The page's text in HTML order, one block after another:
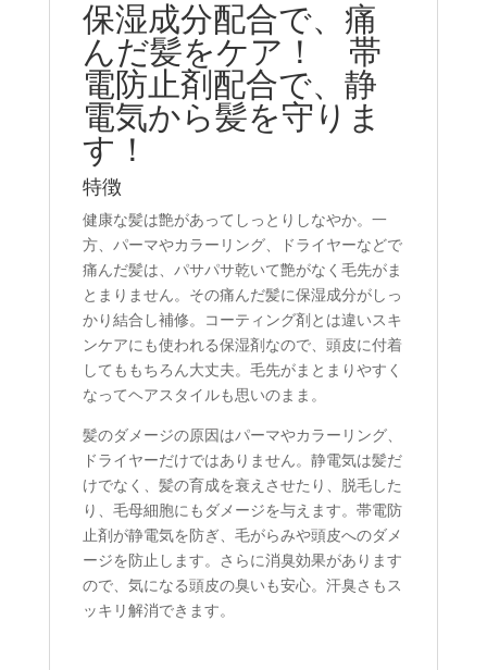
保湿成分配合で、痛
んだ髪をケア！ 帯
電防止剤配合で、静
電気から髪を守りま
す！
特徴
健康な髪は艶があってしっとりしなやか。一
方、パーマやカラーリング、ドライヤーなどで
痛んだ髪は、パサパサ乾いて艶がなく毛先がま
とまりません。その痛んだ髪に保湿成分がしっ
かり結合し補修。コーティング剤とは違いスキ
ンケアにも使われる保湿剤なので、頭皮に付着
してももちろん大丈夫。毛先がまとまりやすく
なってヘアスタイルも思いのまま。
髪のダメージの原因はパーマやカラーリング、
ドライヤーだけではありません。静電気は髪だ
けでなく、髪の育成を衰えさせたり、脱毛した
り、毛母細胞にもダメージを与えます。帯電防
止剤が静電気を防ぎ、毛がらみや頭皮へのダメ
ージを防止します。さらに消臭効果があります
ので、気になる頭皮の臭いも安心。汗臭さもス
ッキリ解消できます。